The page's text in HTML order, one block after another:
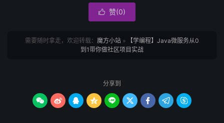
 赞(0)
需要随时拿走，欢迎转载： 魔方小站 »
【学编程】Java微服务从0
到1带你做社区项目实战
分享到
        